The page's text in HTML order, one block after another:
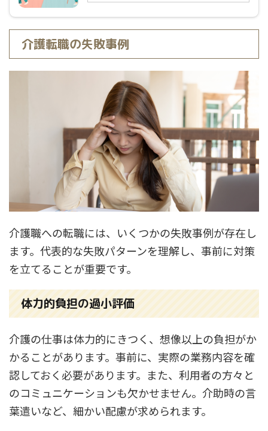
介護転職の失敗事例
介護職への転職には、いくつかの失敗事例が存在し
ます。代表的な失敗パターンを理解し、事前に対策
を立てることが重要です。
体力的負担の過小評価
介護の仕事は体力的にきつく、想像以上の負担がか
かることがあります。事前に、実際の業務内容を確
認しておく必要があります。また、利用者の方々と
のコミュニケーションも欠かせません。介助時の言
葉遣いなど、細かい配慮が求められます。